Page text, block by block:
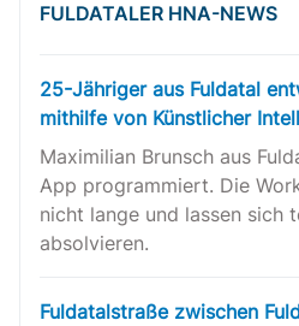
FULDATALER HNA-NEWS
25-Jähriger aus Fuldatal
mithilfe von Künstlicher
Maximilian Brunsch aus
App programmiert. Die
nicht lange und lassen sich
absolvieren.
Fuldatalstraße zwischen